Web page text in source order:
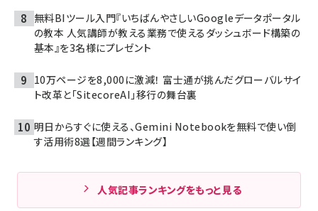
無料BIツール入門『いちばんやさしいGoogleデータポータル
の教本 人気講師が教える業務で使えるダッシュボード構築の
基本』を3名様にプレゼント
10万ページを8,000に激減！ 富士通が挑んだグローバルサイ
ト改革と「SitecoreAI」移行の舞台裏
明日からすぐに使える、Gemini Notebookを無料で使い倒
す活用術8選【週間ランキング】
人気記事ランキングをもっと見る